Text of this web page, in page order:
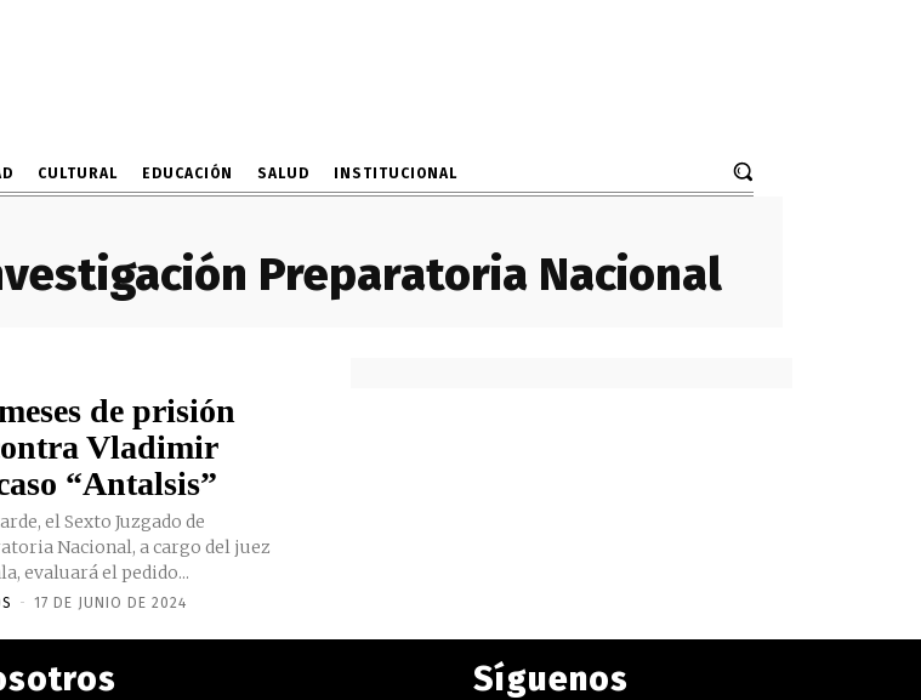
CULTURAL EDUCACIÓN SALUD INSTITUCIONAL
Preparatoria Nacional
de prisión
Vladimir
“Antalsis”
el Sexto Juzgado de
Nacional, a cargo del juez
evaluará el pedido...
- 17 DE JUNIO DE 2024
Síguenos